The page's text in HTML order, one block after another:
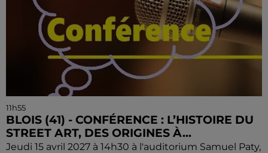
11h55
BLOIS (41) - CONFÉRENCE : L’HISTOIRE DU
STREET ART, DES ORIGINES À...
Jeudi 15 avril 2027 à 14h30 à l'auditorium Samuel Paty,